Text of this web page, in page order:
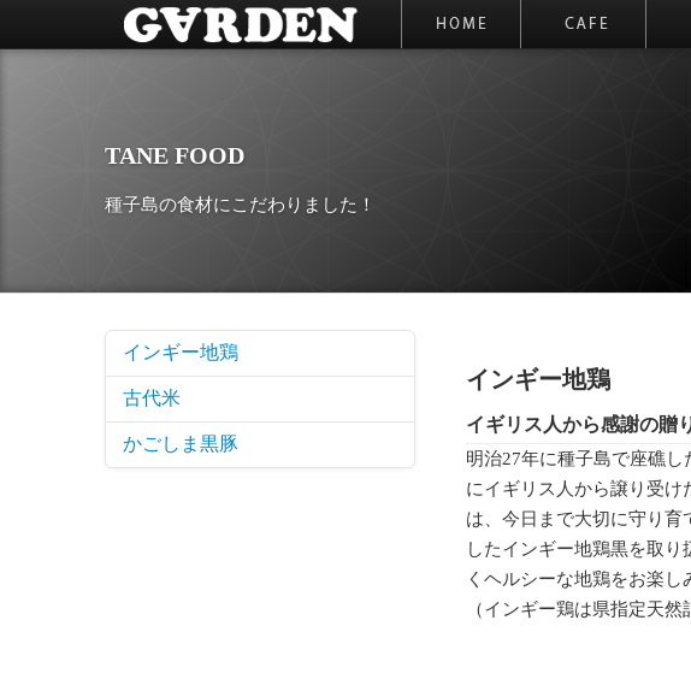
TANE FOOD
種子島の食材にこだわりました！
インギー地鶏
古代米
かごしま黒豚
インギー地鶏
イギリス人から感謝の贈
明治27年に種子島で座礁
にイギリス人から譲り受
は、今日まで大切に守り育
したインギー地鶏黒を取り
くヘルシーな地鶏をお楽し
（インギー鶏は県指定天然